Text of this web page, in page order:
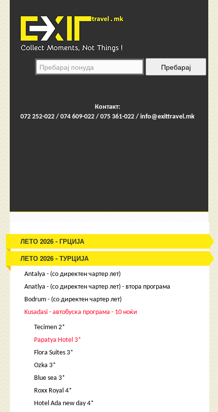
Контакт:
072 252-022 / 074 609-022 / 075 361-022 / info@exittravel.mk
ЛЕТО 2026 - ГРЦИЈА
ЛЕТО 2026 - ТУРЦИЈА
Antalya - (со директен чартер лет)
Anatlya - (со директен чартер лет) - втора програма
Bodrum - (со директен чартер лет)
Kusadasi - автобуска програма - 10 ноќи
Tecimen 2*
Papatya Hotel 3*
Flora Suites 3*
Ozka 3*
Blue sea 3*
Roxx Royal 4*
Hotel Ada new day 4*